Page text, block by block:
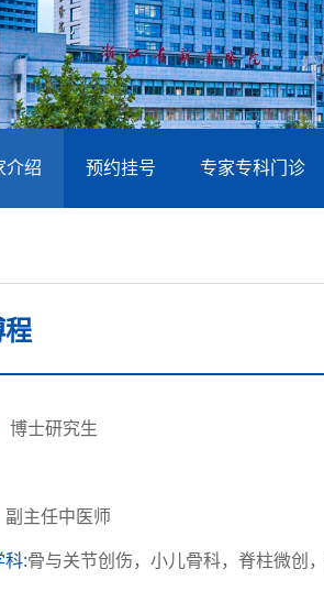
介绍 预约挂号 专家专科门诊
程
博士研究生
副主任中医师
科:骨与关节创伤，小儿骨科，脊柱微创